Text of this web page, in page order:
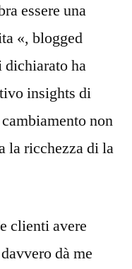
essere una
«, blogged
ha
insights di
non
la ricchezza di la
clienti avere
dà me